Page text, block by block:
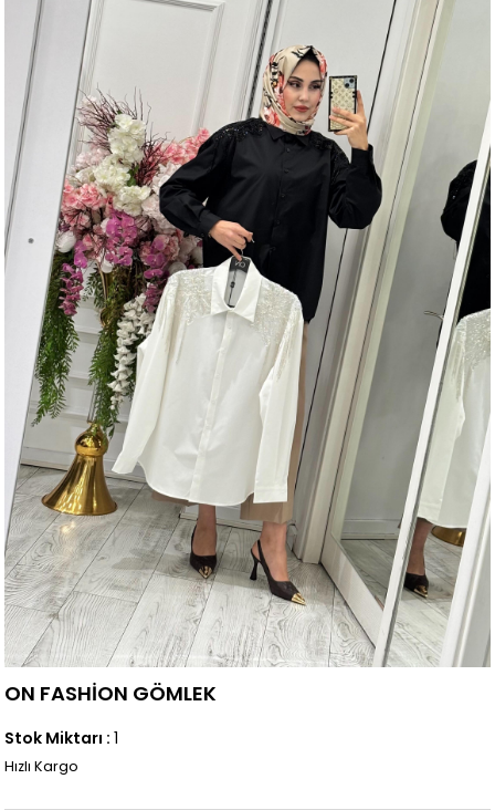
ON FASHİON GÖMLEK
Stok Miktarı : 1
Hızlı Kargo